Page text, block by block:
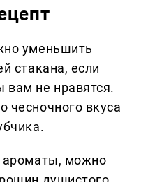
уменьшить
стакана, если
не нравятся.
чесночного вкуса
ароматы, можно